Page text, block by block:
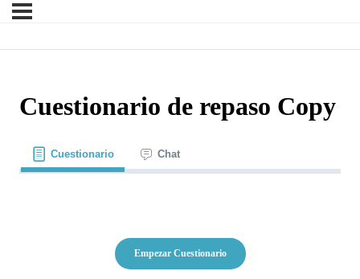
Cuestionario de repaso Copy
Cuestionario Chat